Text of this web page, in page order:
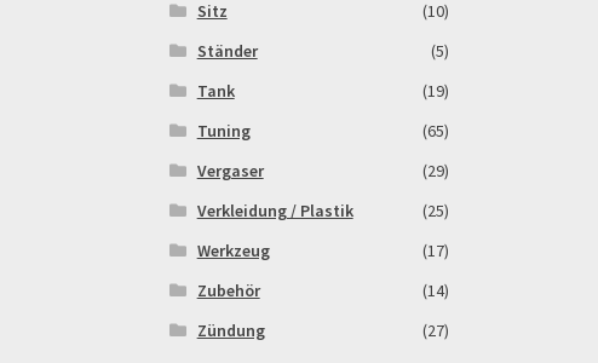
Sitz
(10)
Ständer
(5)
Tank
(19)
Tuning
(65)
Vergaser
(29)
Verkleidung / Plastik
(25)
Werkzeug
(17)
Zubehör
(14)
Zündung
(27)